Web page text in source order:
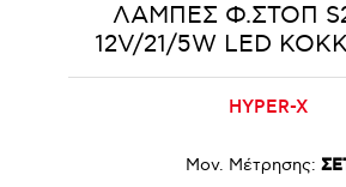
ΛΑΜΠΕΣ Φ.ΣΤΟΠ
12V/21/5W LED
HYPER-X
Μον. Μέτρησης: